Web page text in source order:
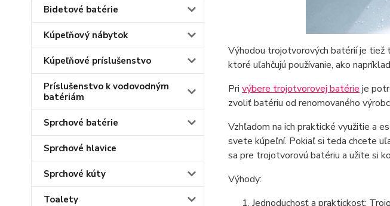
Bidetové batérie
Kúpeľňový nábytok
Kúpeľňové príslušenstvo
Príslušenstvo k vodovodným
batériám
Sprchové batérie
Sprchové hlavice
Sprchové kúty
Toalety
Výhodou trojotvorových batérií je tiež
ktoré uľahčujú používanie, ako
Pri výbere trojotvorovej batérie je
zvoliť batériu od renomovaného
Vzhľadom na ich praktické využitie a
svete kúpeľní. Pokiaľ si teda chcete
sa pre trojotvorovú batériu a užite si
Výhody:
Jednoduchosť a praktickosť: